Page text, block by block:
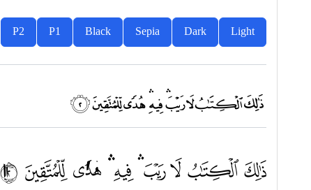
Light
Dark
Sepia
Black
P1
P2
ﭓ ﭔ ﭕ ﭖ ﭗ ﭘ ﭙ ﭚ ﭛ ﭜ
ﱃ ﱄ ﱅ ﱆ ﱇ ﱈ ﱉ ﱊ ﱋ ﱌ